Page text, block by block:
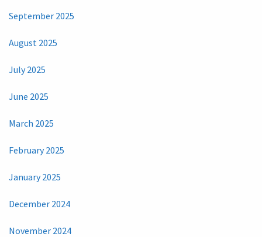
September 2025
August 2025
July 2025
June 2025
March 2025
February 2025
January 2025
December 2024
November 2024